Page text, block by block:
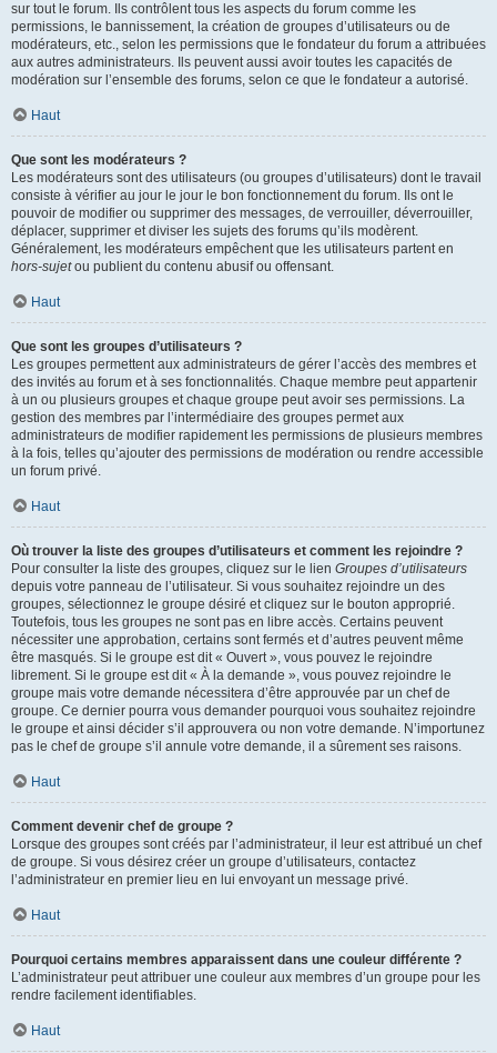
sur tout le forum. Ils contrôlent tous les aspects du forum comme les
permissions, le bannissement, la création de groupes d’utilisateurs ou de
modérateurs, etc., selon les permissions que le fondateur du forum a attribuées
aux autres administrateurs. Ils peuvent aussi avoir toutes les capacités de
modération sur l’ensemble des forums, selon ce que le fondateur a autorisé.
Haut
Que sont les modérateurs ?
Les modérateurs sont des utilisateurs (ou groupes d’utilisateurs) dont le travail
consiste à vérifier au jour le jour le bon fonctionnement du forum. Ils ont le
pouvoir de modifier ou supprimer des messages, de verrouiller, déverrouiller,
déplacer, supprimer et diviser les sujets des forums qu’ils modèrent.
Généralement, les modérateurs empêchent que les utilisateurs partent en
hors-sujetou publient du contenu abusif ou offensant.
Haut
Que sont les groupes d’utilisateurs ?
Les groupes permettent aux administrateurs de gérer l’accès des membres et
des invités au forum et à ses fonctionnalités. Chaque membre peut appartenir
à un ou plusieurs groupes et chaque groupe peut avoir ses permissions. La
gestion des membres par l’intermédiaire des groupes permet aux
administrateurs de modifier rapidement les permissions de plusieurs membres
à la fois, telles qu’ajouter des permissions de modération ou rendre accessible
un forum privé.
Haut
Où trouver la liste des groupes d’utilisateurs et comment les rejoindre ?
Pour consulter la liste des groupes, cliquez sur le lien Groupes d’utilisateurs
depuis votre panneau de l’utilisateur. Si vous souhaitez rejoindre un des
groupes, sélectionnez le groupe désiré et cliquez sur le bouton approprié.
Toutefois, tous les groupes ne sont pas en libre accès. Certains peuvent
nécessiter une approbation, certains sont fermés et d’autres peuvent même
être masqués. Si le groupe est dit « Ouvert », vous pouvez le rejoindre
librement. Si le groupe est dit « À la demande », vous pouvez rejoindre le
groupe mais votre demande nécessitera d’être approuvée par un chef de
groupe. Ce dernier pourra vous demander pourquoi vous souhaitez rejoindre
le groupe et ainsi décider s’il approuvera ou non votre demande. N’importunez
pas le chef de groupe s’il annule votre demande, il a sûrement ses raisons.
Haut
Comment devenir chef de groupe ?
Lorsque des groupes sont créés par l’administrateur, il leur est attribué un chef
de groupe. Si vous désirez créer un groupe d’utilisateurs, contactez
l’administrateur en premier lieu en lui envoyant un message privé.
Haut
Pourquoi certains membres apparaissent dans une couleur différente ?
L’administrateur peut attribuer une couleur aux membres d’un groupe pour les
rendre facilement identifiables.
Haut